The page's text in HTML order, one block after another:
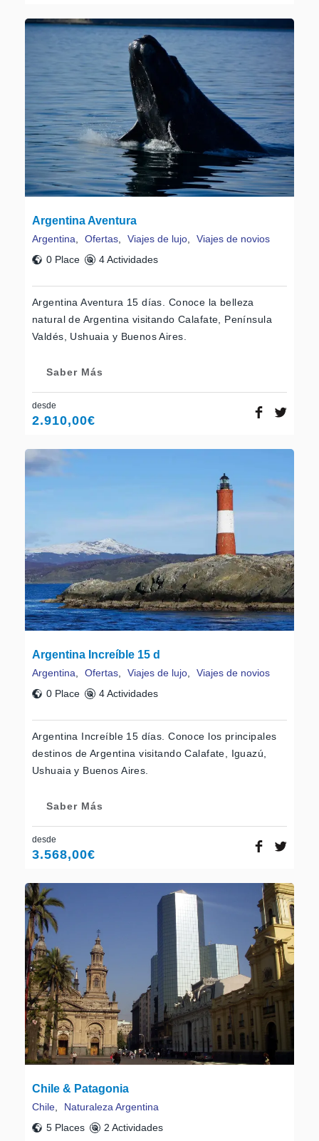
Argentina Aventura
Argentina Ofertas Viajes de lujo
Viajes de novios
0 Place
4 Actividades
Argentina Aventura 15 días. Conoce la belleza
natural de Argentina visitando Calafate, Península
Valdés, Ushuaia y Buenos Aires.
Saber Más
desde
2.910,00€
Argentina Increíble 15 d
Argentina Ofertas Viajes de lujo
Viajes de novios
0 Place
4 Actividades
Argentina Increíble 15 días. Conoce los principales
destinos de Argentina visitando Calafate, Iguazú,
Ushuaia y Buenos Aires.
Saber Más
desde
3.568,00€
Chile & Patagonia
Chile
Naturaleza Argentina
5 Places
2 Actividades